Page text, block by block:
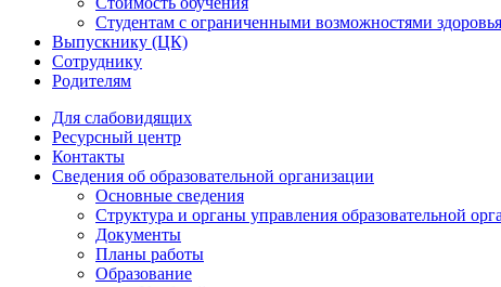
Студентам с ограниченными возможностями здоровья
Выпускнику (ЦК)
Сотруднику
Родителям
Для слабовидящих
Ресурсный центр
Контакты
Сведения об образовательной организации
Основные сведения
Структура и органы управления образовательной
Документы
Планы работы
Образование